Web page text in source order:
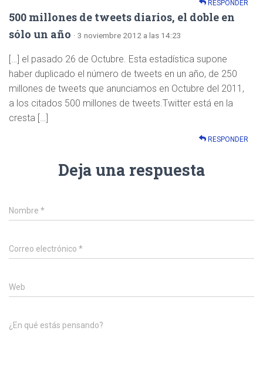
RESPONDER
500 millones de tweets diarios, el doble en
sólo un año · 3 noviembre 2012 a las 14:23
[…] el pasado 26 de Octubre. Esta estadística supone
haber duplicado el número de tweets en un año, de 250
millones de tweets que anunciamos en Octubre del 2011,
a los citados 500 millones de tweets.Twitter está en la
cresta […]
RESPONDER
Deja una respuesta
Nombre *
Correo electrónico *
Web
¿En qué estás pensando?